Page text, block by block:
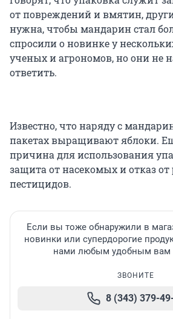
от повреждений и вмятин,
нужна, чтобы мандарин стал
спросили о новинке у
ученых и агрономов, но они не
ответить.
Известно, что наряду с
пакетах выращивают яблоки.
причина для использования
защита от насекомых и отказ
пестицидов.
Если вы тоже обнаружили в
новинки или супердорогие
нами любым удобным вам
ЗВОНИТЕ
8 (343) 379-